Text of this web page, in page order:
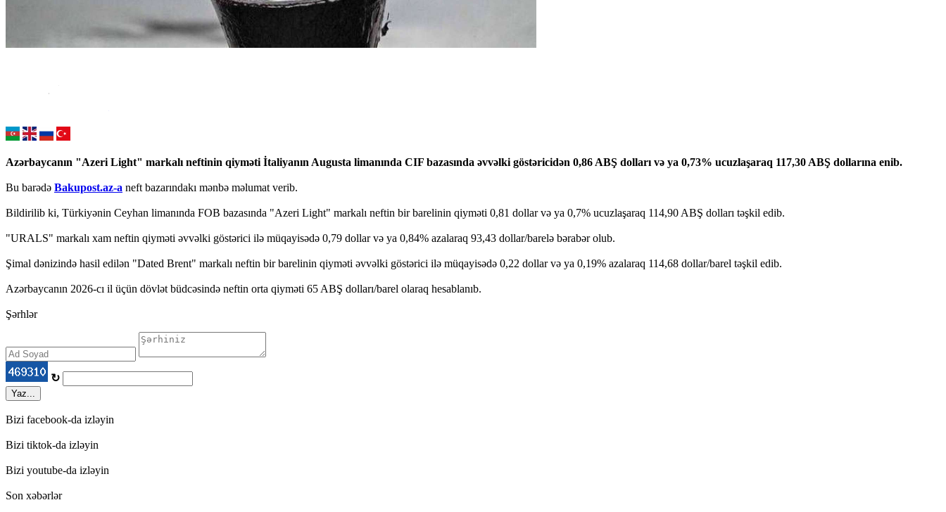
Azərbaycanın "Azeri Light" markalı neftinin qiyməti İtaliyanın Augusta limanında CIF bazasında əvvəlki göstəricidən 0,86 ABŞ dolları və ya 0,73% ucuzlaşaraq 117,30 ABŞ dollarına enib.
Bu barədə Bakupost.az-a neft bazarındakı mənbə məlumat verib.
Bildirilib ki, Türkiyənin Ceyhan limanında FOB bazasında "Azeri Light" markalı neftin bir barelinin qiyməti 0,81 dollar və ya 0,7% ucuzlaşaraq 114,90 ABŞ dolları təşkil edib.
"URALS" markalı xam neftin qiyməti əvvəlki göstərici ilə müqayisədə 0,79 dollar və ya 0,84% azalaraq 93,43 dollar/barelə bərabər olub.
Şimal dənizində hasil edilən "Dated Brent" markalı neftin bir barelinin qiyməti əvvəlki göstərici ilə müqayisədə 0,22 dollar və ya 0,19% azalaraq 114,68 dollar/barel təşkil edib.
Azərbaycanın 2026-cı il üçün dövlət büdcəsində neftin orta qiyməti 65 ABŞ dolları/barel olaraq hesablanıb.
Şərhlər
↻
Yaz...
Bizi facebook-da izləyin
Bizi tiktok-da izləyin
Bizi youtube-da izləyin
Son xəbərlər